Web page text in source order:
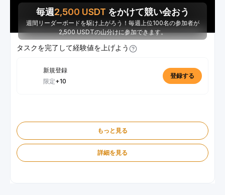
毎週2,500 USDT をかけて競い会おう
週間リーダーボードを駆け上がろう！毎週上位100名の参加者が
2,500 USDTの山分けに参加できます。
タスクを完了して経験値を上げよう
新規登録
限定+10
登録する
もっと見る
詳細を見る